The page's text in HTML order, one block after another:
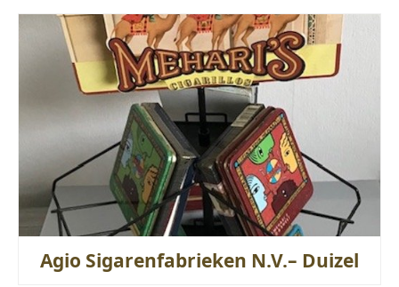
Agio Sigarenfabrieken N.V.– Duizel